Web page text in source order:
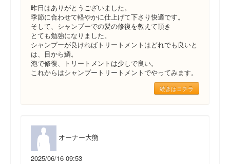
昨日はありがとうございました。
季節に合わせて軽やかに仕上げて下さり快適です。
そして、シャンプーでの髪の修復を教えて頂き
とても勉強になりました。
シャンプーが良ければトリートメントはどれでも良いと
は、目から鱗。
泡で修復、トリートメントは少しで良い。
これからはシャンプートリートメントでやってみます。
続きはコチラ
オーナー大熊
2025/06/16 09:53